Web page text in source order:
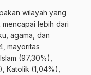
wilayah yang
lebih dari
agama, dan
mayoritas
(97,30%),
Katolik (1,04%),